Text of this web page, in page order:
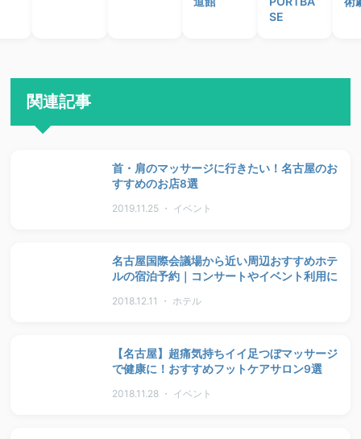
SE
関連記事
首・肩のマッサージに行きたい！名古屋のお
すすめのお店8選
2019.11.25 ・ イベント
名古屋国際会議場から近い周辺おすすめホテ
ルの宿泊予約｜コンサートやイベント利用に
2018.12.11 ・ ホテル
【名古屋】超痛気持ちイイ足つぼマッサージ
で健康に！おすすめフットケアサロン9選
2018.11.28 ・ イベント